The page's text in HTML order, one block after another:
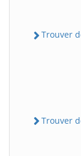
Trouver
Trouver